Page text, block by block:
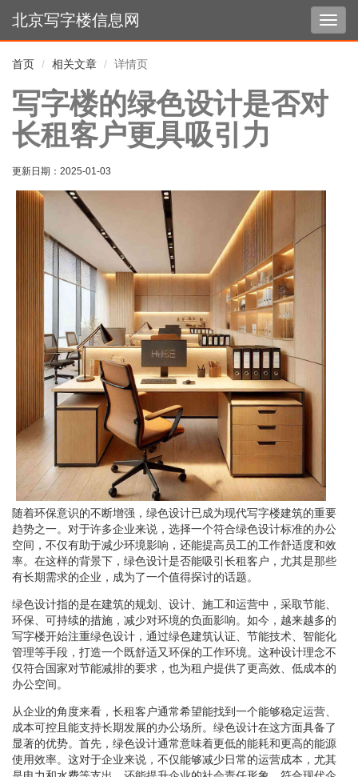
切
换
北京写字楼信息网
首页 相关文章 详情页
写字楼的绿色设计是否对
长租客户更具吸引力
更新日期： 2025-01-03
随着环保意识的不断增强，绿色设计已成为现代写字楼建筑的重要
趋势之一。对于许多企业来说，选择一个符合绿色设计标准的办公
空间，不仅有助于减少环境影响，还能提高员工的工作舒适度和效
率。在这样的背景下，绿色设计是否能吸引长租客户，尤其是那些
有长期需求的企业，成为了一个值得探讨的话题。
绿色设计指的是在建筑的规划、设计、施工和运营中，采取节能、
环保、可持续的措施，减少对环境的负面影响。如今，越来越多的
写字楼开始注重绿色设计，通过绿色建筑认证、节能技术、智能化
管理等手段，打造一个既舒适又环保的工作环境。这种设计理念不
仅符合国家对节能减排的要求，也为租户提供了更高效、低成本的
办公空间。
从企业的角度来看，长租客户通常希望能找到一个能够稳定运营、
成本可控且能支持长期发展的办公场所。绿色设计在这方面具备了
显著的优势。首先，绿色设计通常意味着更低的能耗和更高的能源
使用效率。这对于企业来说，不仅能够减少日常的运营成本，尤其